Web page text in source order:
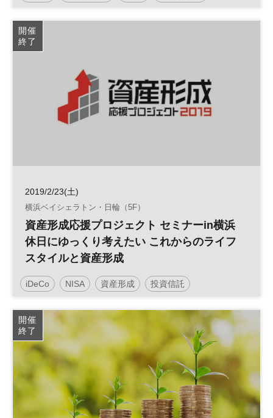
株式投資 マネー 資産形成 人生100年
参加無料
開催
終了
2019/2/23(土)
横浜ベイシェラトン・日輪（5F）
資産形成応援プロジェクト セミナーin横浜
休日にゆっくり考えたい これからのライフ
スタイルと資産形成
iDeCo NISA 資産形成 投資信託
開催
終了